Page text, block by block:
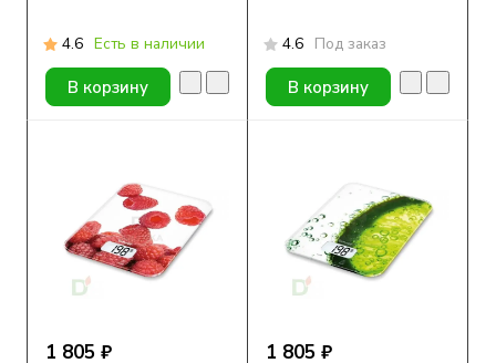
4.6 Есть в наличии
В корзину
4.6 Под заказ
В корзину
1 805 ₽ 1 805 ₽